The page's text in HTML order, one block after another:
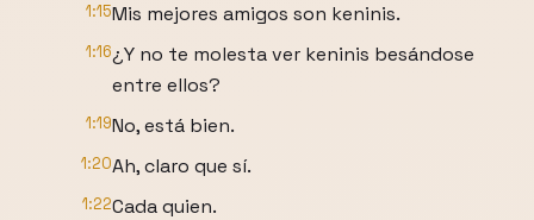
1:15Mis mejores amigos son keninis.
1:16¿Y no te molesta ver keninis besándose
entre ellos?
1:19No, está bien.
1:20Ah, claro que sí.
1:22Cada quien.